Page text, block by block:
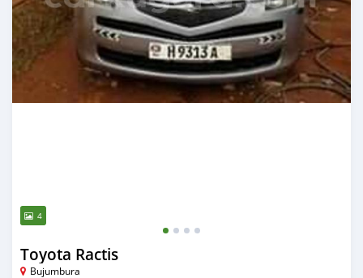
4
Toyota Ractis
Bujumbura